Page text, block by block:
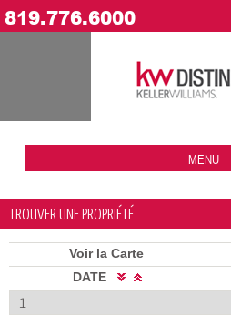
819.776.6000
MENU
TROUVER UNE PROPRIÉTÉ
Voir la Carte
DATE